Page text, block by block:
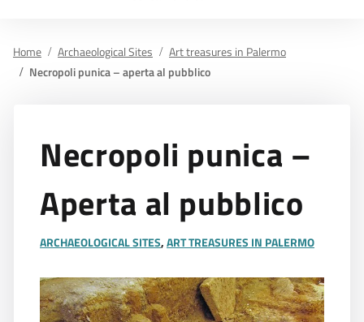
Home Archaeological Sites
Art treasures in Palermo
Necropoli punica – aperta al pubblico
Necropoli punica –
Aperta al pubblico
ARCHAEOLOGICAL SITES,ART TREASURES IN PALERMO